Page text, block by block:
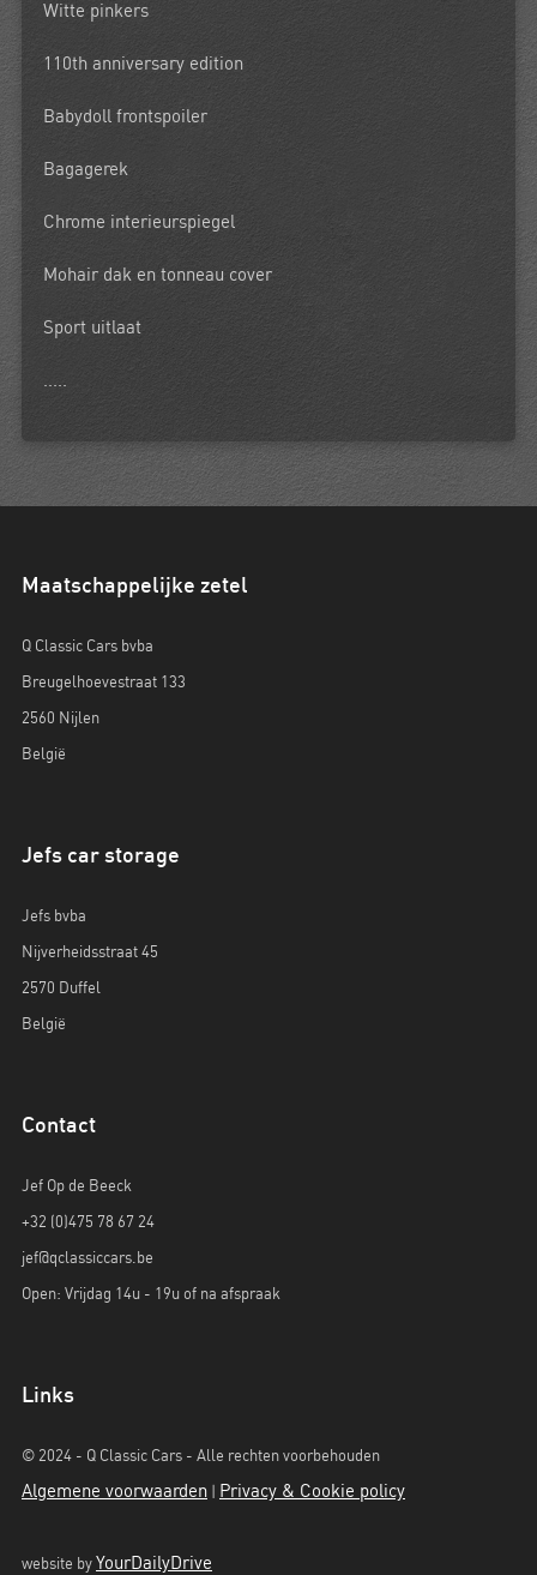
Witte pinkers
110th anniversary edition
Babydoll frontspoiler
Bagagerek
Chrome interieurspiegel
Mohair dak en tonneau cover
Sport uitlaat
Maatschappelijke zetel
Q Classic Cars bvba
Breugelhoevestraat 133
2560 Nijlen
België
Jefs car storage
Jefs bvba
Nijverheidsstraat 45
2570 Duffel
België
Contact
Jef Op de Beeck
+32 (0)475 78 67 24
jef@qclassiccars.be
Open: Vrijdag 14u - 19u of na afspraak
Links
© 2024 - Q Classic Cars - Alle rechten voorbehouden
Algemene voorwaarden Privacy & Cookie policy
website by YourDailyDrive